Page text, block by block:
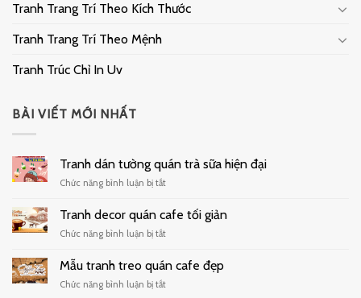
Tranh Trang Trí Theo Kích Thước
Tranh Trang Trí Theo Mệnh
Tranh Trúc Chỉ In Uv
BÀI VIẾT MỚI NHẤT
Tranh dán tường quán trà sữa hiện đại
Chức năng bình luận bị tắtở
dán
tường
quán
sữa
đại
Tranh decor quán cafe tối giản
Chức năng bình luận bị tắtở
decor
quán
cafe
Mẫu tranh treo quán cafe đẹp
Chức năng bình luận bị tắtở